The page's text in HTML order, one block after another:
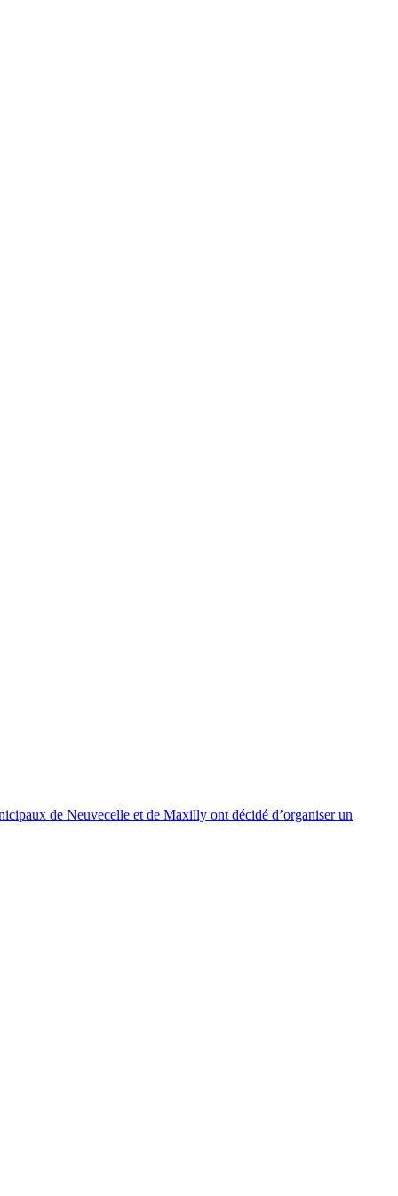
de Neuvecelle et de Maxilly ont décidé d’organiser un